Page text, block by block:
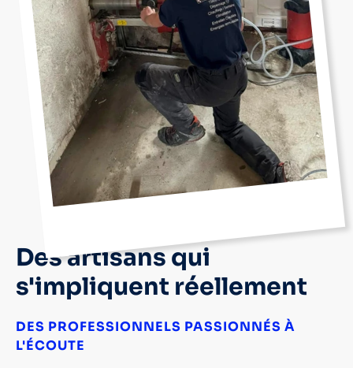
Des artisans qui
s'impliquent réellement
DES PROFESSIONNELS PASSIONNÉS À
L'ÉCOUTE